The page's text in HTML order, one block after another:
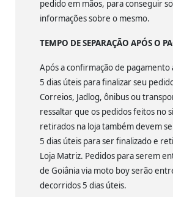
pedido em mãos, para conseguir
informações sobre o mesmo.
TEMPO DE SEPARAÇÃO APÓS O
Após a confirmação de pagamento
5 dias úteis para finalizar seu
Correios, Jadlog, ônibus ou
ressaltar que os pedidos feitos no
retirados na loja também devem
5 dias úteis para ser finalizado e
Loja Matriz. Pedidos para serem
de Goiânia via moto boy serão
decorridos 5 dias úteis.